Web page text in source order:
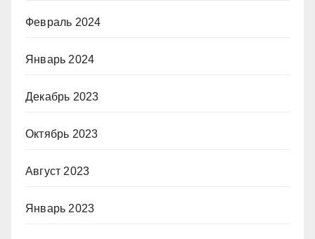
Февраль 2024
Январь 2024
Декабрь 2023
Октябрь 2023
Август 2023
Январь 2023